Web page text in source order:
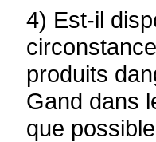
4) Est-il
produits
Gand dans
que